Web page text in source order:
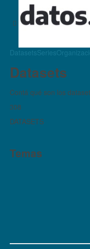
DatasetsSeries
Datasets
Contá qué son los
308
DATASETS
Temas